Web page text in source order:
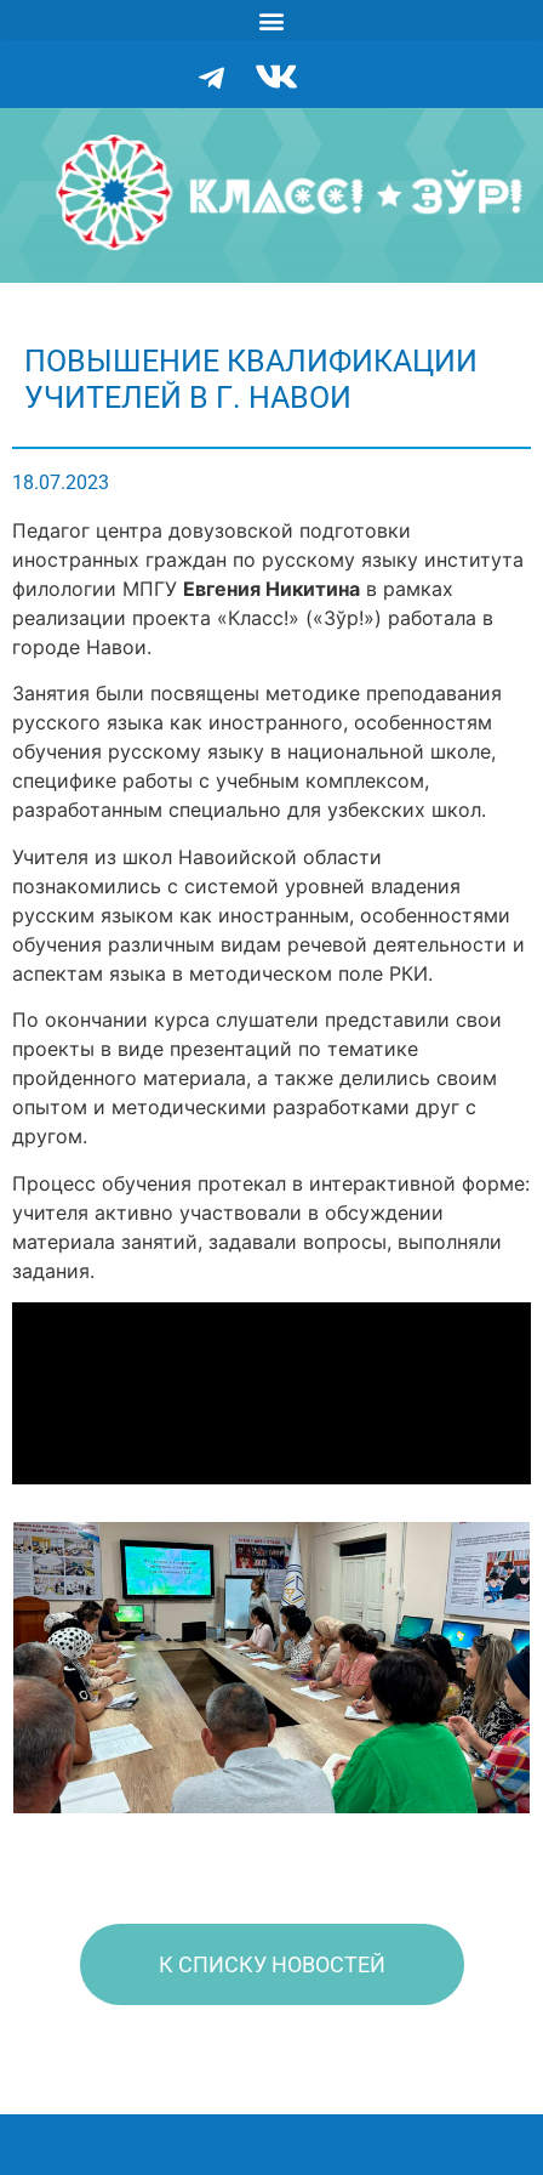
ПОВЫШЕНИЕ КВАЛИФИКАЦИИ
УЧИТЕЛЕЙ В Г. НАВОИ
18.07.2023
Педагог центра довузовской подготовки
иностранных граждан по русскому языку института
филологии МПГУ Евгения Никитина в рамках
реализации проекта «Класс!» («Зўр!») работала в
городе Навои.
Занятия были посвящены методике преподавания
русского языка как иностранного, особенностям
обучения русскому языку в национальной школе,
специфике работы с учебным комплексом,
разработанным специально для узбекских школ.
Учителя из школ Навоийской области
познакомились с системой уровней владения
русским языком как иностранным, особенностями
обучения различным видам речевой деятельности и
аспектам языка в методическом поле РКИ.
По окончании курса слушатели представили свои
проекты в виде презентаций по тематике
пройденного материала, а также делились своим
опытом и методическими разработками друг с
другом.
Процесс обучения протекал в интерактивной форме:
учителя активно участвовали в обсуждении
материала занятий, задавали вопросы, выполняли
задания.
К СПИСКУ НОВОСТЕЙ